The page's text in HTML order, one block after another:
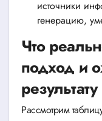
источники
генерацию,
Что
подход и
результату
Рассмотрим